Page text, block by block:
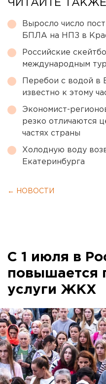
ЧИТАЙТЕ
Выросло число
БПЛА на НПЗ в
Российские
международным
Перебои с водой в
известно к этому
Экономист-
резко отличаются
частях страны
Холодную воду
Екатеринбурга
← НОВОСТИ
С 1 июля в
повышается
услуги ЖКХ